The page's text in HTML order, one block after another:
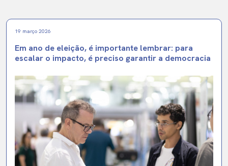
19 março 2026
Em ano de eleição, é importante lembrar: para
escalar o impacto, é preciso garantir a democracia